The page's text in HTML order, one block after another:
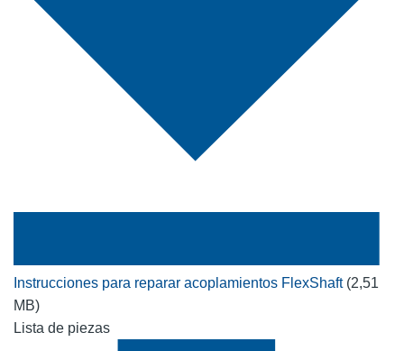
Instrucciones para reparar acoplamientos FlexShaft (2,51
MB)
Lista de piezas